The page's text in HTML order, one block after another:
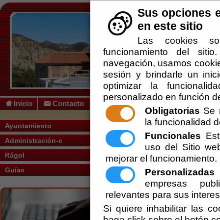
Sus opciones
en este sitio
Las cookies
funcionamiento del
navegación, usamos
sesión y brindarle un
optimizar la
personalizado en función
Obligatorias Se
la funcionalidad
Funcionales
uso del Sitio
mejorar el funcionamiento.
Personalizadas
empresas
relevantes para sus
Si quiere inhabilitar las
Inicio Contacto
Ayuntamiento
Administración-e
Rágol
Guías
Usted se encuentra
[Tablon de Anuncios ]
Pleno
[Servicios]
COMPLEMENTARIA